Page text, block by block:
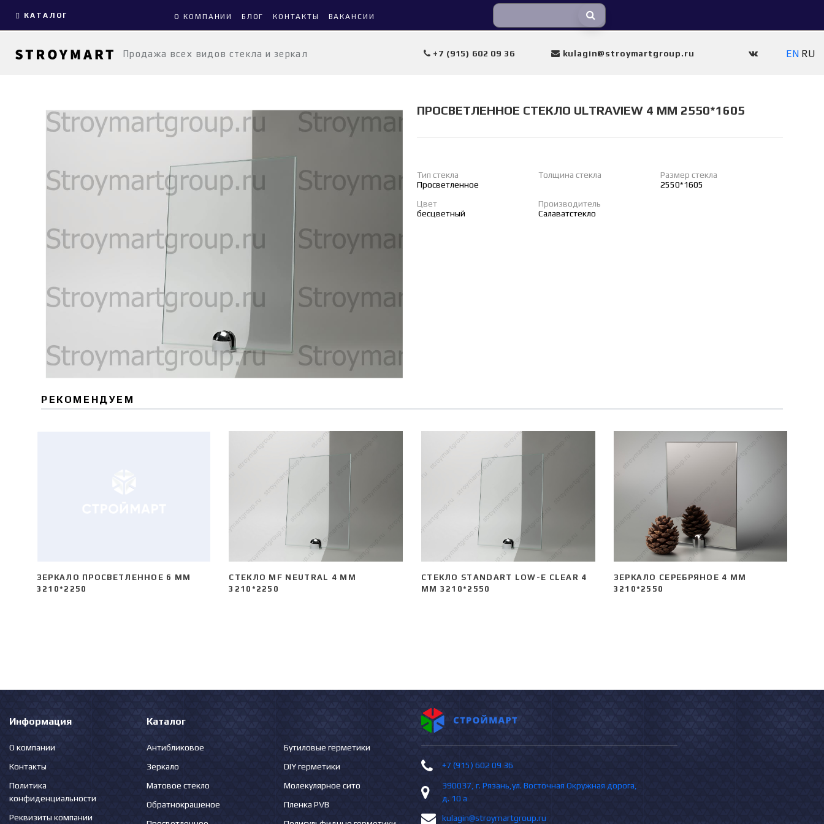
КАТАЛОГ О КОМПАНИИ БЛОГ КОНТАКТЫ ВАКАНСИИ
Продажа всех видов стекла и зеркал +7 (915) 602 09 36 kulagin@stroymartgroup.ru EN RU
ПРОСВЕТЛЕННОЕ СТЕКЛО ULTRAVIEW 4 ММ 2550*1605
Тип стекла
Просветленное
Толщина стекла
Размер стекла
2550*1605
Цвет
бесцветный
Производитель
Салаватстекло
РЕКОМЕНДУЕМ
ЗЕРКАЛО ПРОСВЕТЛЕННОЕ 6 ММ
3210*2250
СТЕКЛО MF NEUTRAL 4 ММ
3210*2250
СТЕКЛО STANDART LOW-E CLEAR 4
ММ 3210*2550
ЗЕРКАЛО СЕРЕБРЯНОЕ 4 ММ
3210*2550
Информация
О компании
Контакты
Политика
конфиденциальности
Реквизиты компании
Каталог
Антибликовое
Зеркало
Матовое стекло
Обратнокрашеное
Бутиловые герметики
DIY герметики
Молекулярное сито
Пленка PVB
+7 (915) 602 09 36
390037, г. Рязань,ул. Восточная Окружная дорога,
д. 10 а
kulagin@stroymartgroup.ru